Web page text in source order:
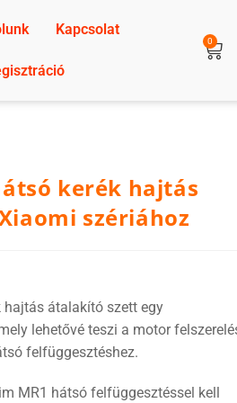
Kapcsolat
0
kerék hajtás
szériához
hajtás átalakító szett egy
lehetővé teszi a motor
felfüggesztéshez.
MR1 hátsó felfüggesztéssel kell